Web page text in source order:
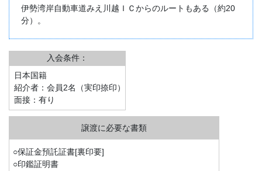
伊勢湾岸自動車道みえ川越ＩＣからのルートもある（約20
分）。
入会条件：
日本国籍
紹介者：会員2名（実印捺印）
面接：有り
○保証金預託証書[裏印要]
○印鑑証明書